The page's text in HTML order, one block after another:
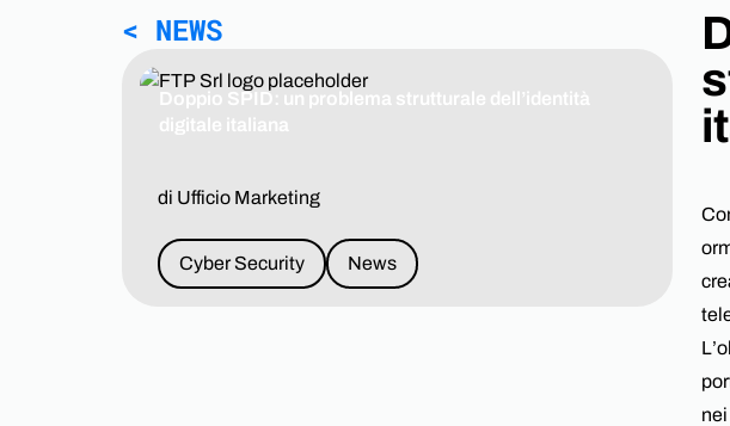
Una task force
soluzioni avanzate e
completo, preparato e
< NEWS
Doppio SPID: un problema strutturale dell’identità
digitale italiana
di Ufficio Marketing
Cyber Security News